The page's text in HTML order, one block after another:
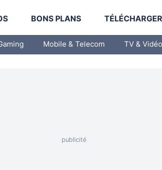
BONS PLANS TÉLÉCHARGER
Mobile & Telecom TV & Vidéo